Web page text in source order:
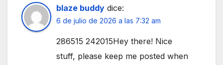
blaze buddy dice:
6 de julio de 2026 a las 7:32 am
286515 242015Hey there! Nice
stuff, please keep me posted when